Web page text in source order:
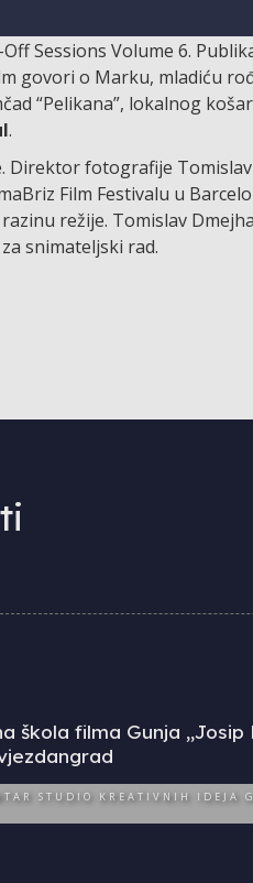
Sessions Volume 6.
govori o Marku, mladiću
“Pelikana”, lokalnog
.
Direktor fotografije
Film Festivalu u
režije. Tomislav
snimateljski rad.
škola filma Gunja „Josip
STUDIO KREATIVNIH IDEJA